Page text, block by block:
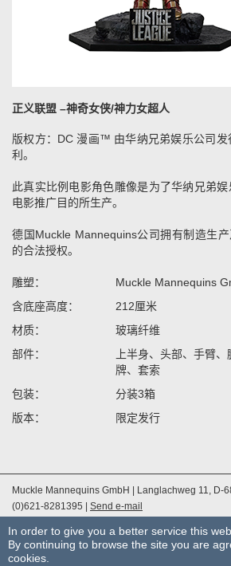
正义联盟 –神奇女侠/神力女超人
版权方：DC 漫画™ 由华纳兄弟娱乐公司发
利。
此真实比例电影角色雕像是为了华纳兄弟
电影推广目的所生产。
德国Muckle Mannequins公司拥有制造生
的合法授权。
雕塑：
Muckle Mannequins
含底座高度：
212厘米
材质：
玻璃纤维
部件：
上半身、头部、手臂
牌、套索
包装：
分装3箱
版本：
限定发行
Muckle Mannequins GmbH | Langlachweg 11, D-
(0)621-8281395 | Send e-mail
|
版本说明 | Privacy Policy
VIDEOS
In order to give you a better service this
By continuing to browse the site you are
cookies.